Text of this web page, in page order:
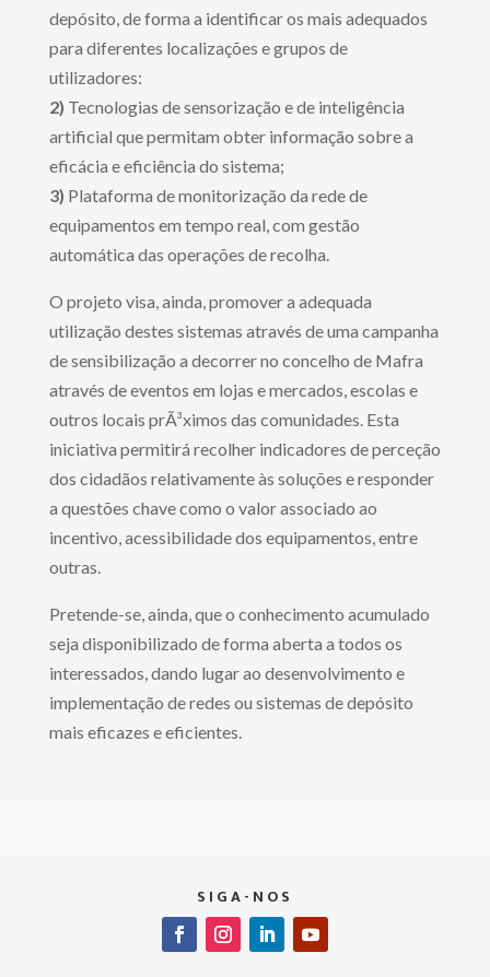
depósito, de forma a identificar os mais adequados
para diferentes localizações e grupos de
utilizadores:
2) Tecnologias de sensorização e de inteligência
artificial que permitam obter informação sobre a
eficácia e eficiência do sistema;
3) Plataforma de monitorização da rede de
equipamentos em tempo real, com gestão
automática das operações de recolha.
O projeto visa, ainda, promover a adequada
utilização destes sistemas através de uma campanha
de sensibilização a decorrer no concelho de Mafra
através de eventos em lojas e mercados, escolas e
outros locais prÃ³ximos das comunidades. Esta
iniciativa permitirá recolher indicadores de perceção
dos cidadãos relativamente às soluções e responder
a questões chave como o valor associado ao
incentivo, acessibilidade dos equipamentos, entre
outras.
Pretende-se, ainda, que o conhecimento acumulado
seja disponibilizado de forma aberta a todos os
interessados, dando lugar ao desenvolvimento e
implementação de redes ou sistemas de depósito
mais eficazes e eficientes.
SIGA-NOS